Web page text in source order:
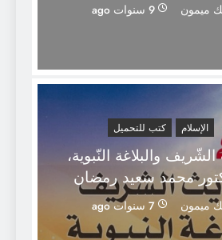
ميمون 9 سنوات ago
الإسلام كتب للتحميل
والبلاغة النّبوية،
محمد سعيد رمضان
البوطي
ميمون 7 سنوات ago